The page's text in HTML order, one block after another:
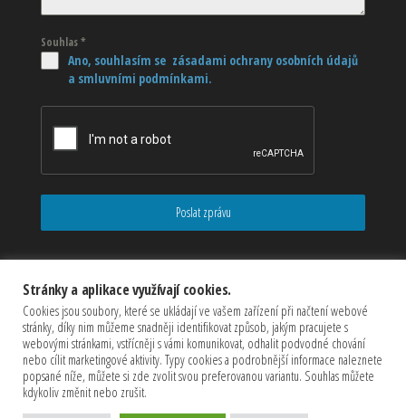
Souhlas*
Ano, souhlasím se zásadami ochrany osobních údajů
a smluvními podmínkami.
Poslat zprávu
Stránky a aplikace využívají cookies.
Cookies jsou soubory, které se ukládají ve vašem zařízení při načtení webové
stránky, díky nim můžeme snadněji identifikovat způsob, jakým pracujete s
webovými stránkami, vstřícněji s vámi komunikovat, odhalit podvodné chování
nebo cílit marketingové aktivity. Typy cookies a podrobnější informace naleznete
popsané níže, můžete si zde zvolit svou preferovanou variantu. Souhlas můžete
kdykoliv změnit nebo zrušit.